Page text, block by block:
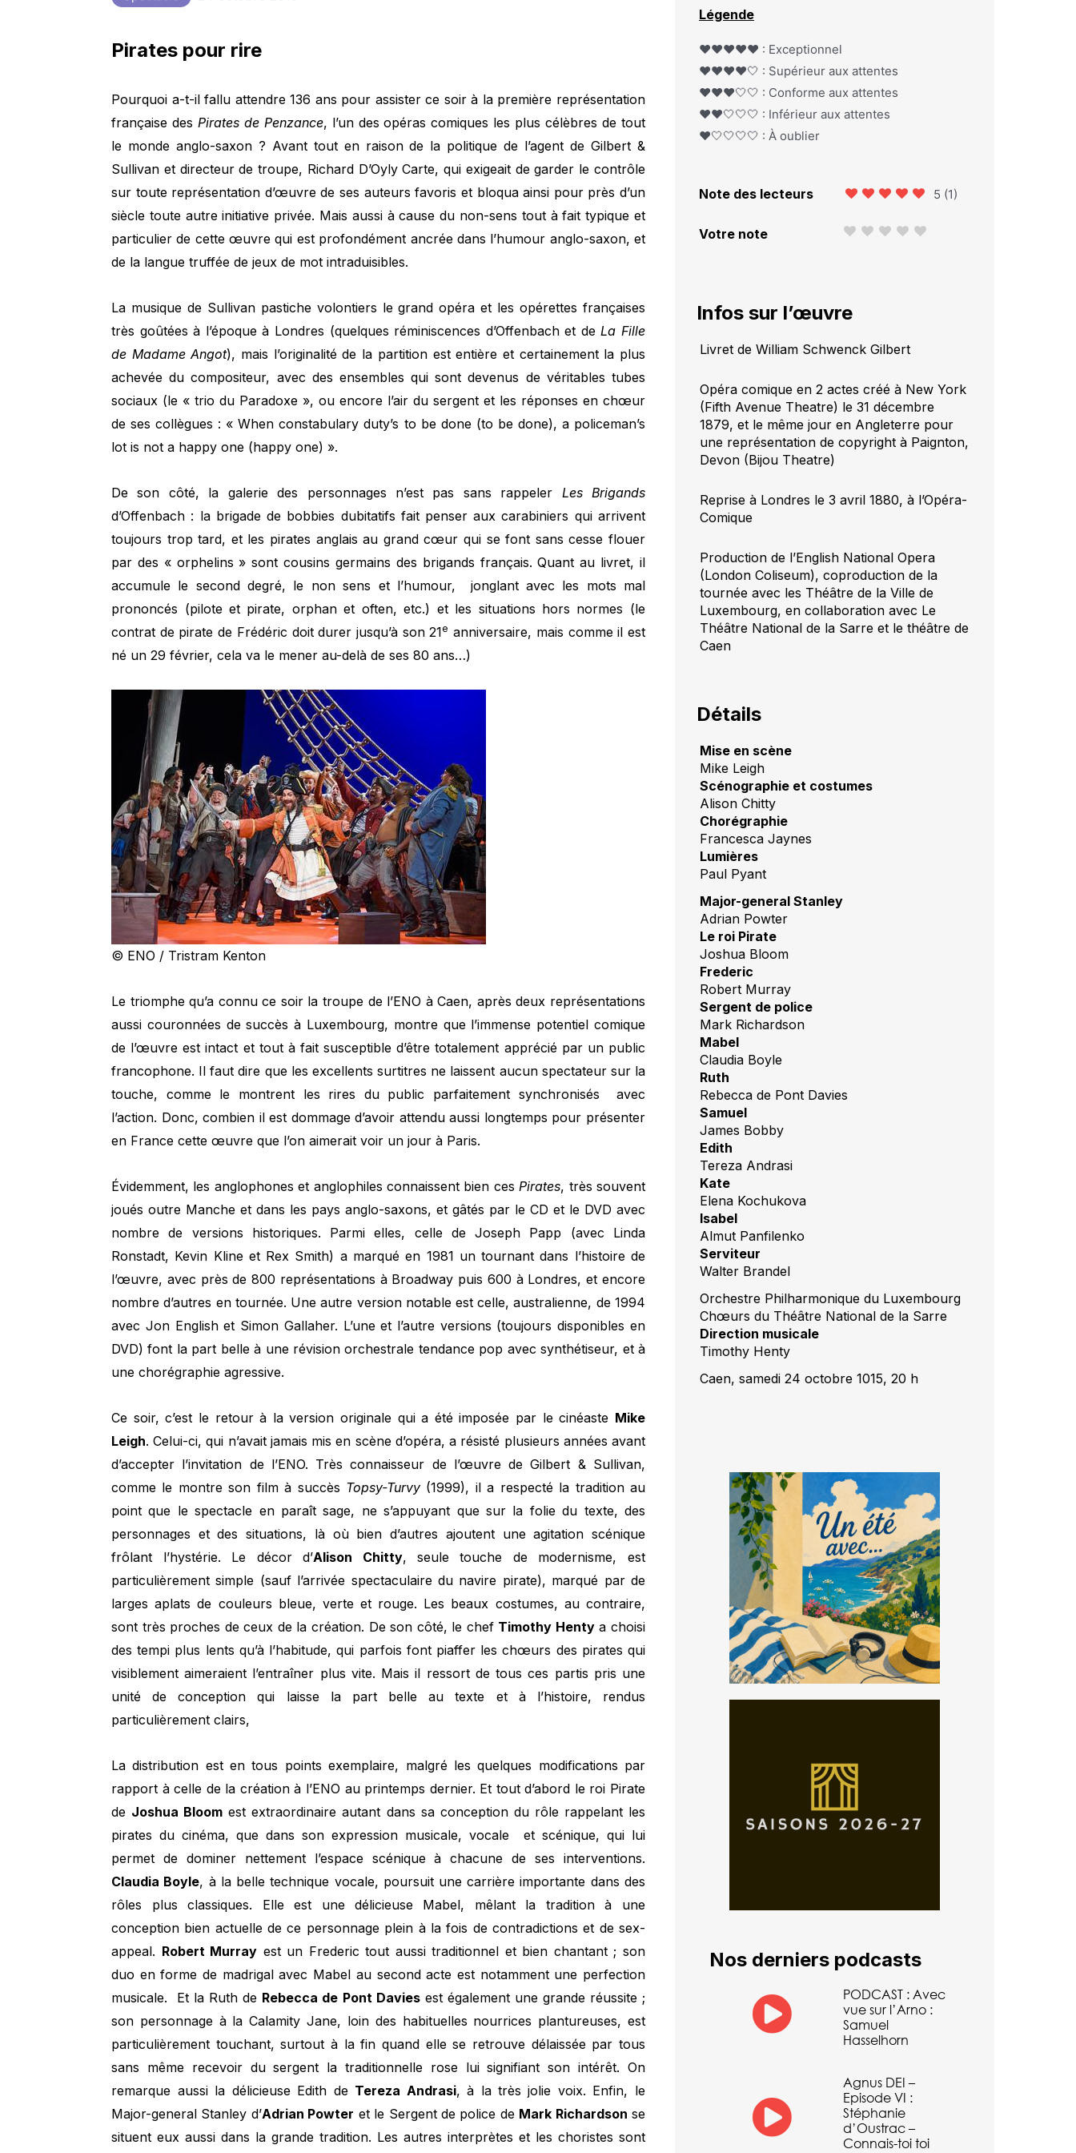
Pirates pour rire
Pourquoi a-t-il fallu attendre 136 ans pour assister ce soir à la première représentation
française des Pirates de Penzance, l’un des opéras comiques les plus célèbres de tout
le monde anglo-saxon ? Avant tout en raison de la politique de l’agent de Gilbert &
Sullivan et directeur de troupe, Richard D’Oyly Carte, qui exigeait de garder le contrôle
sur toute représentation d’œuvre de ses auteurs favoris et bloqua ainsi pour près d’un
siècle toute autre initiative privée. Mais aussi à cause du non-sens tout à fait typique et
particulier de cette œuvre qui est profondément ancrée dans l’humour anglo-saxon, et
de la langue truffée de jeux de mot intraduisibles.
La musique de Sullivan pastiche volontiers le grand opéra et les opérettes françaises
très goûtées à l’époque à Londres (quelques réminiscences d’Offenbach et deLa Fille
de Madame Angot), mais l’originalité de la partition est entière et certainement la plus
achevée du compositeur, avec des ensembles qui sont devenus de véritables tubes
sociaux (le « trio du Paradoxe », ou encore l’air du sergent et les réponses en chœur
de ses collègues : « When constabulary duty’s to be done (to be done), a policeman’s
lot is not a happy one (happy one) ».
De son côté, la galerie des personnages n’est pas sans rappeler Les Brigands
d’Offenbach : la brigade de bobbies dubitatifs fait penser aux carabiniers qui arrivent
toujours trop tard, et les pirates anglais au grand cœur qui se font sans cesse flouer
par des « orphelins » sont cousins germains des brigands français. Quant au livret, il
accumule le second degré, le non sens et l’humour, jonglant avec les mots mal
prononcés (pilote et pirate, orphan et often, etc.) et les situations hors normes (le
contrat de pirate de Frédéric doit durer jusqu’à son 21e anniversaire, mais comme il est
né un 29 février, cela va le mener au-delà de ses 80 ans…)
© ENO / Tristram Kenton
Le triomphe qu’a connu ce soir la troupe de l’ENO à Caen, après deux représentations
aussi couronnées de succès à Luxembourg, montre que l’immense potentiel comique
de l’œuvre est intact et tout à fait susceptible d’être totalement apprécié par un public
francophone. Il faut dire que les excellents surtitres ne laissent aucun spectateur sur la
touche, comme le montrent les rires du public parfaitement synchronisés avec
l’action. Donc, combien il est dommage d’avoir attendu aussi longtemps pour présenter
en France cette œuvre que l’on aimerait voir un jour à Paris.
Évidemment, les anglophones et anglophiles connaissent bien cesPirates, très souvent
joués outre Manche et dans les pays anglo-saxons, et gâtés par le CD et le DVD avec
nombre de versions historiques. Parmi elles, celle de Joseph Papp (avec Linda
Ronstadt, Kevin Kline et Rex Smith) a marqué en 1981 un tournant dans l’histoire de
l’œuvre, avec près de 800 représentations à Broadway puis 600 à Londres, et encore
nombre d’autres en tournée. Une autre version notable est celle, australienne, de 1994
avec Jon English et Simon Gallaher. L’une et l’autre versions (toujours disponibles en
DVD) font la part belle à une révision orchestrale tendance pop avec synthétiseur, et à
une chorégraphie agressive.
Ce soir, c’est le retour à la version originale qui a été imposée par le cinéaste Mike
Leigh. Celui-ci, qui n’avait jamais mis en scène d’opéra, a résisté plusieurs années avant
d’accepter l’invitation de l’ENO. Très connaisseur de l’œuvre de Gilbert & Sullivan,
comme le montre son film à succès Topsy-Turvy (1999), il a respecté la tradition au
point que le spectacle en paraît sage, ne s’appuyant que sur la folie du texte, des
personnages et des situations, là où bien d’autres ajoutent une agitation scénique
frôlant l’hystérie. Le décor d’Alison Chitty, seule touche de modernisme, est
particulièrement simple (sauf l’arrivée spectaculaire du navire pirate), marqué par de
larges aplats de couleurs bleue, verte et rouge. Les beaux costumes, au contraire,
sont très proches de ceux de la création. De son côté, le chef Timothy Hentya choisi
des tempi plus lents qu’à l’habitude, qui parfois font piaffer les chœurs des pirates qui
visiblement aimeraient l’entraîner plus vite. Mais il ressort de tous ces partis pris une
unité de conception qui laisse la part belle au texte et à l’histoire, rendus
particulièrement clairs,
La distribution est en tous points exemplaire, malgré les quelques modifications par
rapport à celle de la création à l’ENO au printemps dernier. Et tout d’abord le roi Pirate
de Joshua Bloom est extraordinaire autant dans sa conception du rôle rappelant les
pirates du cinéma, que dans son expression musicale, vocale et scénique, qui lui
permet de dominer nettement l’espace scénique à chacune de ses interventions.
Claudia Boyle, à la belle technique vocale, poursuit une carrière importante dans des
rôles plus classiques. Elle est une délicieuse Mabel, mêlant la tradition à une
conception bien actuelle de ce personnage plein à la fois de contradictions et de sex-
appeal. Robert Murray est un Frederic tout aussi traditionnel et bien chantant ; son
duo en forme de madrigal avec Mabel au second acte est notamment une perfection
musicale. Et la Ruth de Rebecca de Pont Daviesest également une grande réussite ;
son personnage à la Calamity Jane, loin des habituelles nourrices plantureuses, est
particulièrement touchant, surtout à la fin quand elle se retrouve délaissée par tous
sans même recevoir du sergent la traditionnelle rose lui signifiant son intérêt. On
remarque aussi la délicieuse Edith de Tereza Andrasi, à la très jolie voix. Enfin, le
Major-general Stanley d’Adrian Powter et le Sergent de police de Mark Richardson se
situent eux aussi dans la grande tradition. Les autres interprètes et les choristes sont
Légende
❤️❤️❤️❤️❤️ : Exceptionnel
❤️❤️❤️❤️🤍 : Supérieur aux attentes
❤️❤️❤️🤍🤍 : Conforme aux attentes
❤️❤️🤍🤍🤍 : Inférieur aux attentes
❤️🤍🤍🤍🤍 : À oublier
Note des lecteurs 5 (1)
Votre note
Infos sur l’œuvre
Livret de William Schwenck Gilbert
Opéra comique en 2 actes créé à New York
(Fifth Avenue Theatre) le 31 décembre
1879, et le même jour en Angleterre pour
une représentation de copyright à Paignton,
Devon (Bijou Theatre)
Reprise à Londres le 3 avril 1880, à l’Opéra-
Comique
Production de l’English National Opera
(London Coliseum), coproduction de la
tournée avec les Théâtre de la Ville de
Luxembourg, en collaboration avec Le
Théâtre National de la Sarre et le théâtre de
Caen
Détails
Mise en scène
Mike Leigh
Scénographie et costumes
Alison Chitty
Chorégraphie
Francesca Jaynes
Lumières
Paul Pyant
Major-general Stanley
Adrian Powter
Le roi Pirate
Joshua Bloom
Frederic
Robert Murray
Sergent de police
Mark Richardson
Mabel
Claudia Boyle
Ruth
Rebecca de Pont Davies
Samuel
James Bobby
Edith
Tereza Andrasi
Kate
Elena Kochukova
Isabel
Almut Panfilenko
Serviteur
Walter Brandel
Orchestre Philharmonique du Luxembourg
Chœurs du Théâtre National de la Sarre
Direction musicale
Timothy Henty
Caen, samedi 24 octobre 1015, 20 h
Nos derniers podcasts
PODCAST : Avec
vue sur l’Arno :
Samuel
Hasselhorn
Agnus DEI –
Episode VI :
Stéphanie
d’Oustrac –
Connais-toi toi